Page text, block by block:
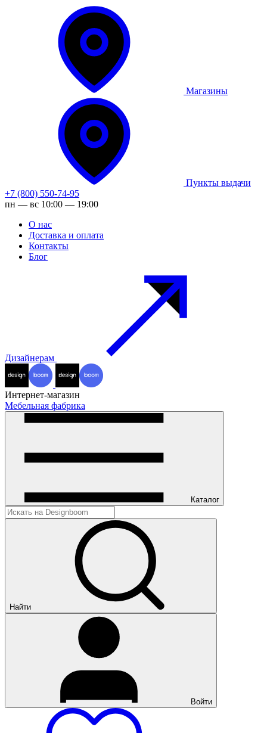
Магазины
Пункты выдачи
+7 (800) 550-74-95
пн — вс 10:00 — 19:00
О нас
Доставка и оплата
Контакты
Блог
Дизайнерам
Интернет-магазин
Мебельная фабрика
Каталог
Найти
Войти